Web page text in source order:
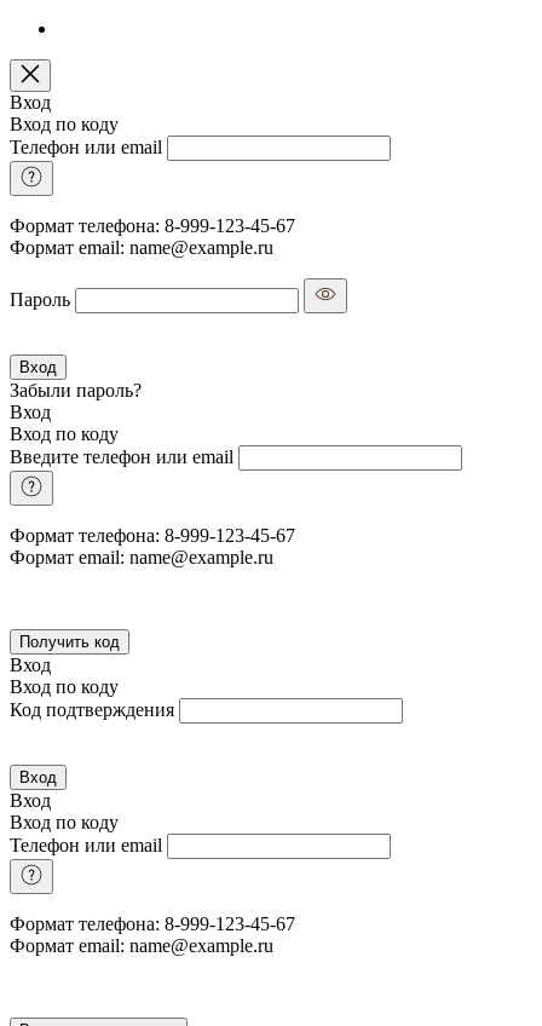
Вход
Вход по коду
Телефон или email
Формат телефона: 8-999-123-45-67
Формат email: name@example.ru
Пароль
Вход
Забыли пароль?
Вход
Вход по коду
Введите телефон или email
Формат телефона: 8-999-123-45-67
Формат email: name@example.ru
Получить код
Вход
Вход по коду
Код подтверждения
Вход
Вход
Вход по коду
Телефон или email
Формат телефона: 8-999-123-45-67
Формат email: name@example.ru